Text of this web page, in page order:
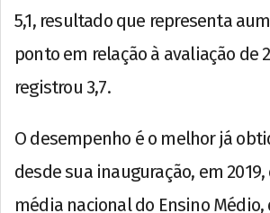
5,1, resultado que representa
ponto em relação à avaliação de
registrou 3,7.
O desempenho é o melhor já
desde sua inauguração, em 2019,
média nacional do Ensino